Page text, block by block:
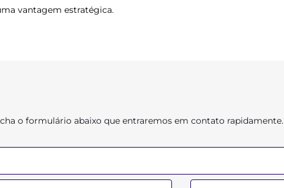
vantagem estratégica.
o formulário abaixo que entraremos em contato rapidamente.